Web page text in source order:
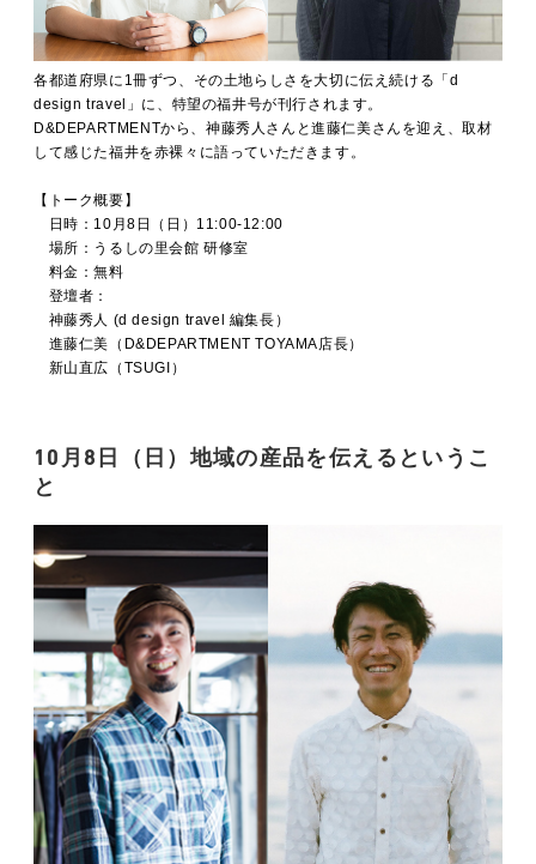
各都道府県に1冊ずつ、その土地らしさを大切に伝え続ける「d
design travel」に、特望の福井号が刊行されます。
D&DEPARTMENTから、神藤秀人さんと進藤仁美さんを迎え、取材
して感じた福井を赤裸々に語っていただきます。
【トーク概要】
日時：10月8日（日）11:00-12:00
場所：うるしの里会館 研修室
料金：無料
登壇者：
神藤秀人 (d design travel 編集長）
進藤仁美（D&DEPARTMENT TOYAMA店長）
新山直広（TSUGI）
10月8日（日）地域の産品を伝えるというこ
と